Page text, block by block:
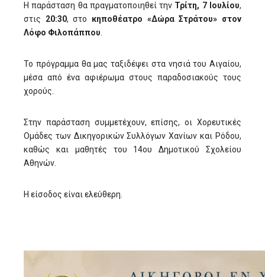
Η παράσταση θα πραγματοποιηθεί την Τρίτη, 7 Ιουλίου,
στις 20:30, στο κηποθέατρο «Δώρα Στράτου» στον
Λόφο Φιλοπάππου
Το πρόγραμμα θα μας ταξιδέψει στα νησιά του Αιγαίου,
μέσα από ένα αφιέρωμα στους παραδοσιακούς τους
χορούς.
Στην παράσταση συμμετέχουν, επίσης, οι Χορευτικές
Ομάδες των Δικηγορικών Συλλόγων Χανίων και Ρόδου,
καθώς και μαθητές του 14ου Δημοτικού Σχολείου
Αθηνών.
Η είσοδος είναι ελεύθερη.